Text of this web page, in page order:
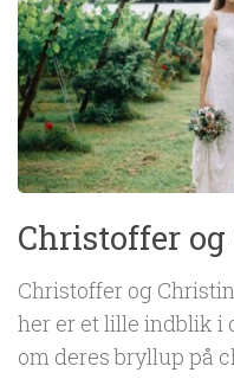
Christoffer
Christoffer og
her er et lille indblik i
om deres bryllup på